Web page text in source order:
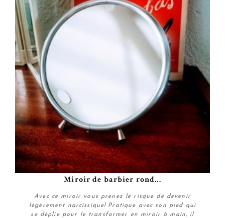
Miroir de barbier rond...
Avec ce miroir vous prenez le risque de devenir
légèrement narcissique! Pratique avec son pied qui
se déplie pour le transformer en miroir à main, il